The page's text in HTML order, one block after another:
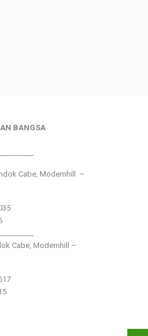
BANGSA
Cabe, Modernhill –
Cabe, Modernhill –